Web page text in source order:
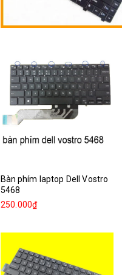
Bàn phím laptop Dell Vostro
5468
250.000₫